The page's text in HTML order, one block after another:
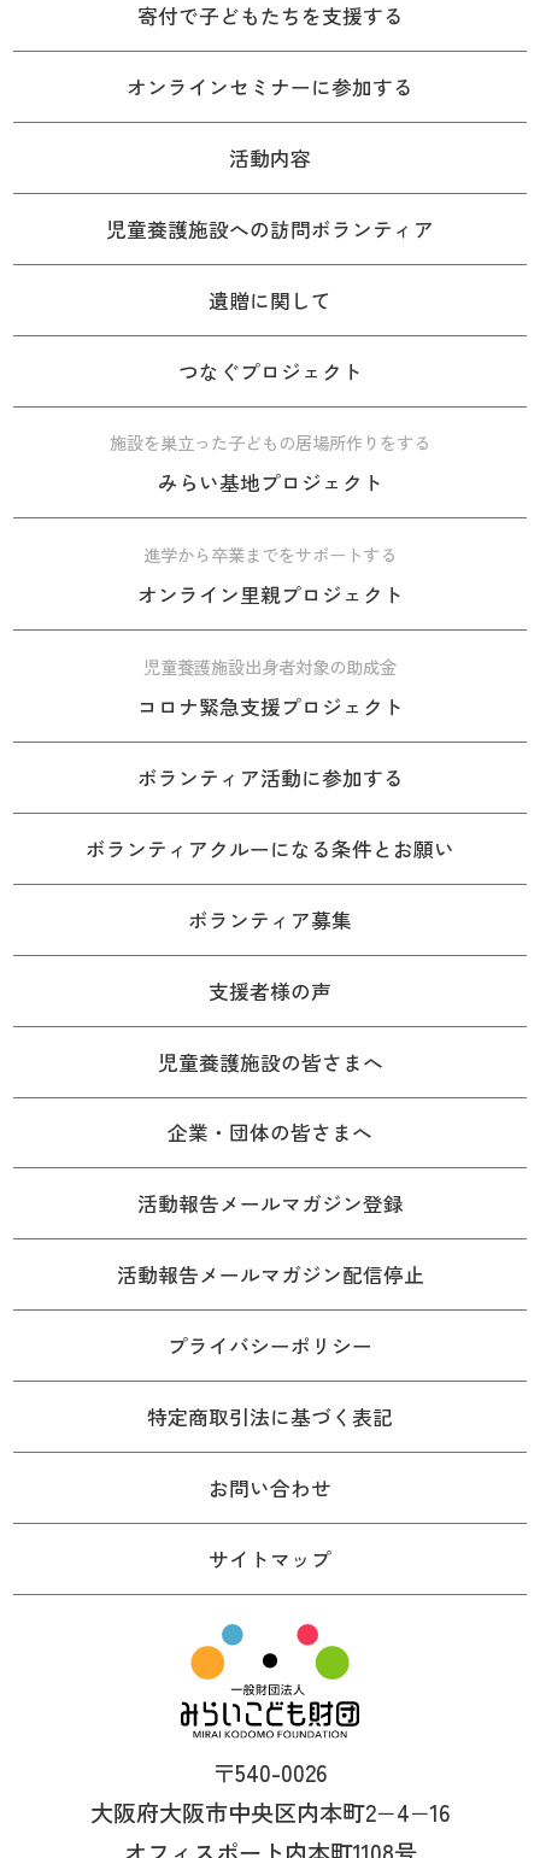
寄付で子どもたちを支援する
オンラインセミナーに参加する
活動内容
児童養護施設への訪問ボランティア
遺贈に関して
つなぐプロジェクト
施設を巣立った子どもの居場所作りをする
みらい基地プロジェクト
進学から卒業までをサポートする
オンライン里親プロジェクト
児童養護施設出身者対象の助成金
コロナ緊急支援プロジェクト
ボランティア活動に参加する
ボランティアクルーになる条件とお願い
ボランティア募集
支援者様の声
児童養護施設の皆さまへ
企業・団体の皆さまへ
活動報告メールマガジン登録
活動報告メールマガジン配信停止
プライバシーポリシー
特定商取引法に基づく表記
お問い合わせ
サイトマップ
〒540-0026
大阪府大阪市中央区内本町2−4−16